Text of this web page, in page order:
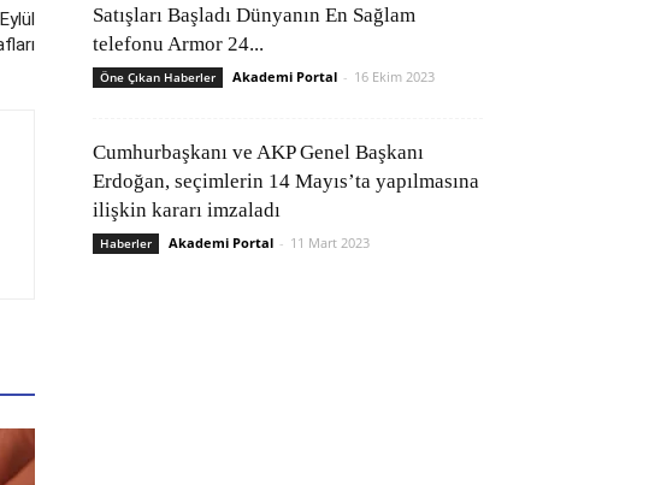
Satışları Başladı Dünyanın En Sağlam
telefonu Armor 24...
Öne Çıkan Haberler Akademi Portal - 16 Ekim 2023
Cumhurbaşkanı ve AKP Genel Başkanı
Erdoğan, seçimlerin 14 Mayıs’ta yapılmasına
ilişkin kararı imzaladı
Haberler Akademi Portal - 11 Mart 2023